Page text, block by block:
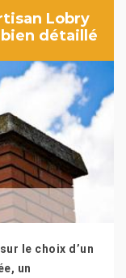
Lobry
détaillé
le choix d’un
un